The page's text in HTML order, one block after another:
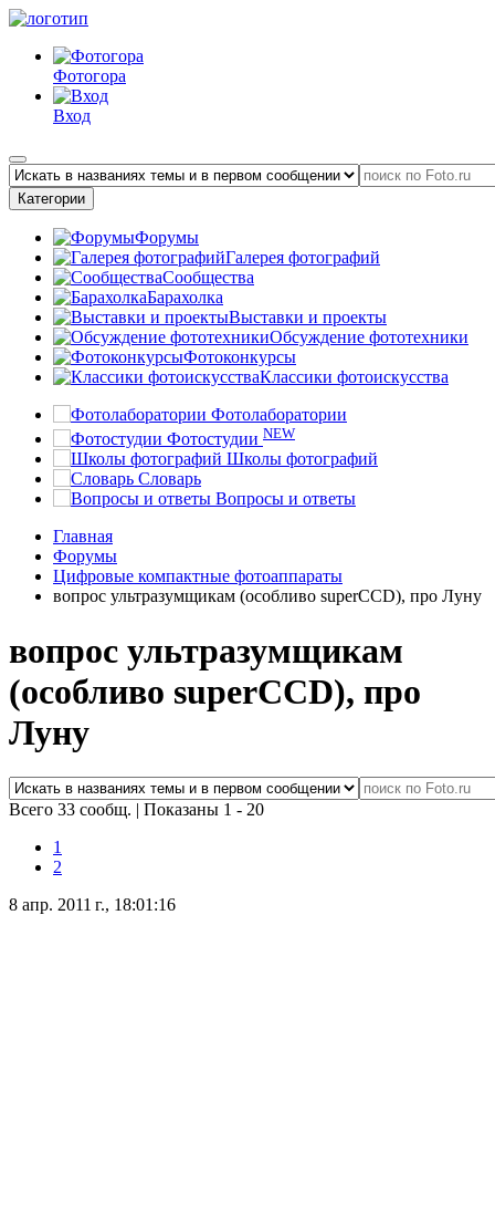
Фотогора
Вход
Категории
Форумы
Галерея фотографий
Сообщества
Барахолка
Выставки и проекты
Обсуждение фототехники
Фотоконкурсы
Классики фотоискусства
Фотолаборатории
Фотостудии NEW
Школы фотографий
Словарь
Вопросы и ответы
Главная
Форумы
Цифровые компактные фотоаппараты
вопрос ультразумщикам (особливо superCCD), про Луну
вопрос ультразумщикам
(особливо superCCD), про
Луну
Всего 33 сообщ. | Показаны 1 - 20
1
2
8 апр. 2011 г., 18:01:16